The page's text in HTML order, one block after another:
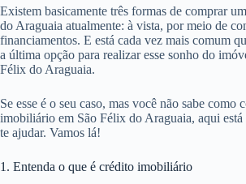
Existem basicamente três formas de comprar
do Araguaia atualmente: à vista, por meio de
financiamentos. E está cada vez mais comum
a última opção para realizar esse sonho do
Félix do Araguaia.
Se esse é o seu caso, mas você não sabe como
imobiliário em São Félix do Araguaia, aqui está
te ajudar. Vamos lá!
1. Entenda o que é crédito imobiliário